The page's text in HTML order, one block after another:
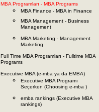
MBA Programları - MBA Programs
MBA Finance - MBA in Finance
MBA Management - Business
Management
MBA Marketing - Management
Marketing
Full Time MBA Programları - Fulltime MBA
Programs
Executive MBA (e-mba ya da EMBA)
Executive MBA Programı
Seçerken (Choosing e-mba )
emba rankings (Executive MBA
rankings)